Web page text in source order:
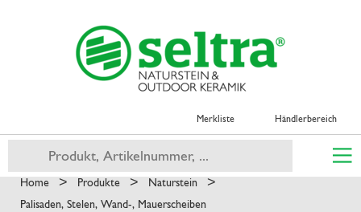
Merkliste Händlerbereich
Home > Produkte > Naturstein >
Palisaden, Stelen, Wand-, Mauerscheiben